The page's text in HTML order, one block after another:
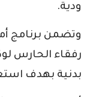
ودية.
وتضمن برنامج
رفقاء الحارس
بدنية بهدف